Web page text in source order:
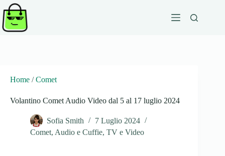
Salta
al
contenuto
Home /Comet
Volantino Comet Audio Video dal 5 al 17 luglio 2024
Sofia Smith
7 Luglio 2024
Comet, Audio e Cuffie, TV e Video